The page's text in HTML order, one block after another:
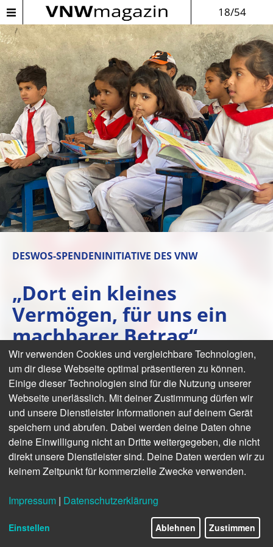
18/54
DESWOS-SPENDENINITIATIVE DES VNW
„Dort ein kleines
Vermögen, für uns ein
machbarer Betrag“
Der VNW unterstützt anlässlich seines 125-
jährigen Jubiläums einen Schulbau für
benachteiligte Kinder in Pakistan. Dafür sind
dringend weitere Spenden nötig.
Wir verwenden Cookies und vergleichbare Technologien,
um dir diese Webseite optimal präsentieren zu können.
Einige dieser Technologien sind für die Nutzung unserer
Webseite unerlässlich. Mit deiner Zustimmung dürfen wir
und unsere Dienstleister Informationen auf deinem Gerät
speichern und abrufen. Dabei werden deine Daten ohne
deine Einwilligung nicht an Dritte weitergegeben, die nicht
direkt unsere Dienstleister sind. Deine Daten werden wir zu
keinem Zeitpunkt für kommerzielle Zwecke verwenden.
Impressum | Datenschutzerklärung
Einstellen Ablehnen Zustimmen